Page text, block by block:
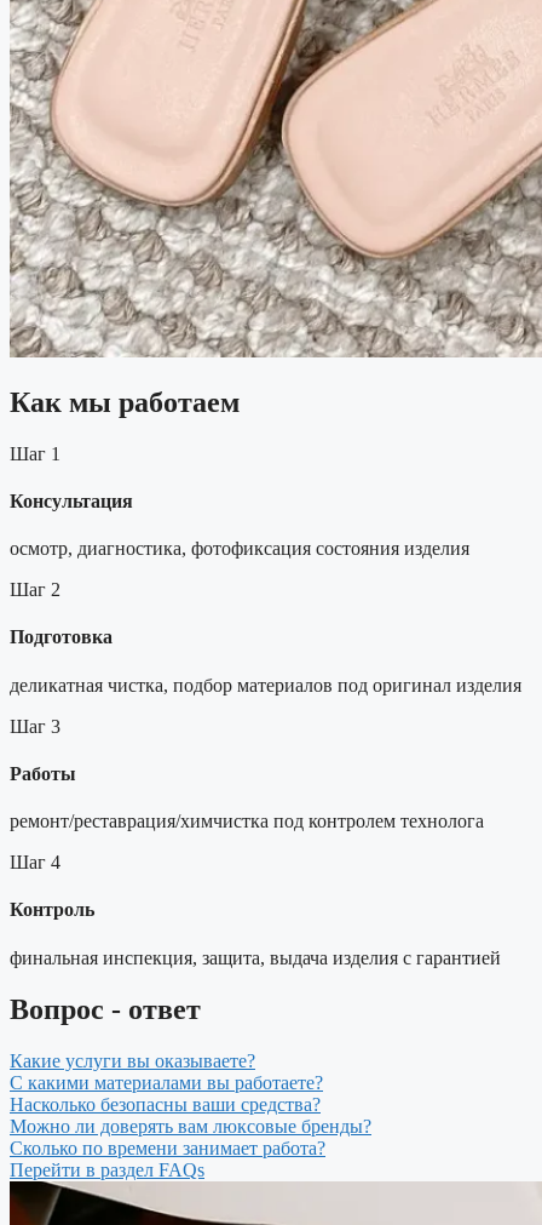
Как мы работаем
Шаг 1
Консультация
осмотр, диагностика, фотофиксация состояния изделия
Шаг 2
Подготовка
деликатная чистка, подбор материалов под оригинал изделия
Шаг 3
Работы
ремонт/реставрация/химчистка под контролем технолога
Шаг 4
Контроль
финальная инспекция, защита, выдача изделия с гарантией
Вопрос - ответ
Какие услуги вы оказываете?
С какими материалами вы работаете?
Насколько безопасны ваши средства?
Можно ли доверять вам люксовые бренды?
Сколько по времени занимает работа?
Перейти в раздел FAQs